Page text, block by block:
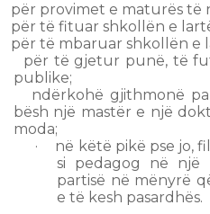
për provimet e maturës të
për të fituar shkollën e
për të mbaruar shkollën e
për të gjetur punë, të
publike;
ndërkohë gjithmonë
bësh një mastër e një
moda;
·
në këtë pikë pse jo,
si pedagog në një
partisë në mënyrë
e të kesh pasardhës.